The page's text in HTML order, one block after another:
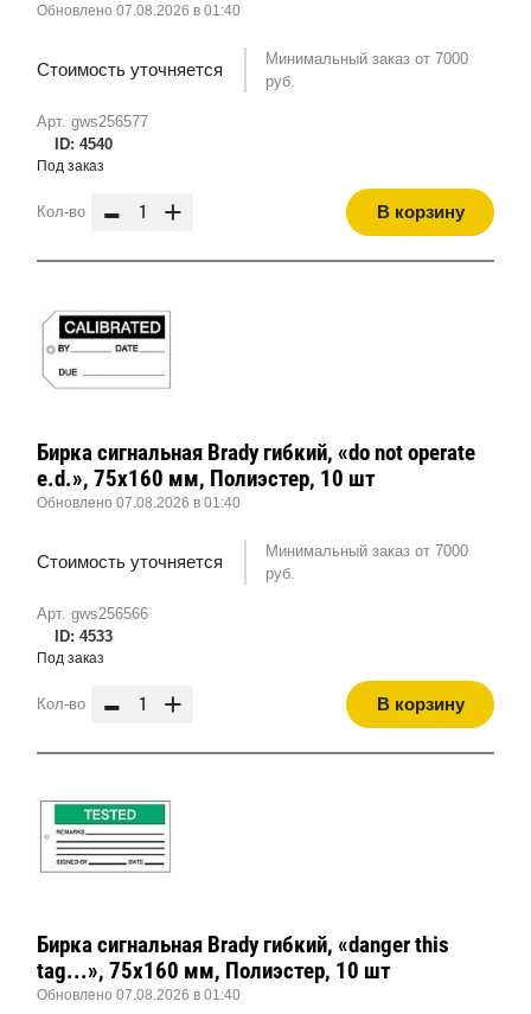
Арт. gws256577
ID: 4540
Обновлено 07.08.2026 в 01:40
Стоимость уточняется
Минимальный заказ от 7000
руб.
Под заказ
Кол-во - + В корзину
Арт. gws256566
ID: 4533
Бирка сигнальная Brady гибкий, «do not operate
e.d.», 75x160 мм, Полиэстер, 10 шт
Обновлено 07.08.2026 в 01:40
Стоимость уточняется
Минимальный заказ от 7000
руб.
Под заказ
Кол-во - + В корзину
Бирка сигнальная Brady гибкий, «danger this
tag...», 75x160 мм, Полиэстер, 10 шт
Обновлено 07.08.2026 в 01:40